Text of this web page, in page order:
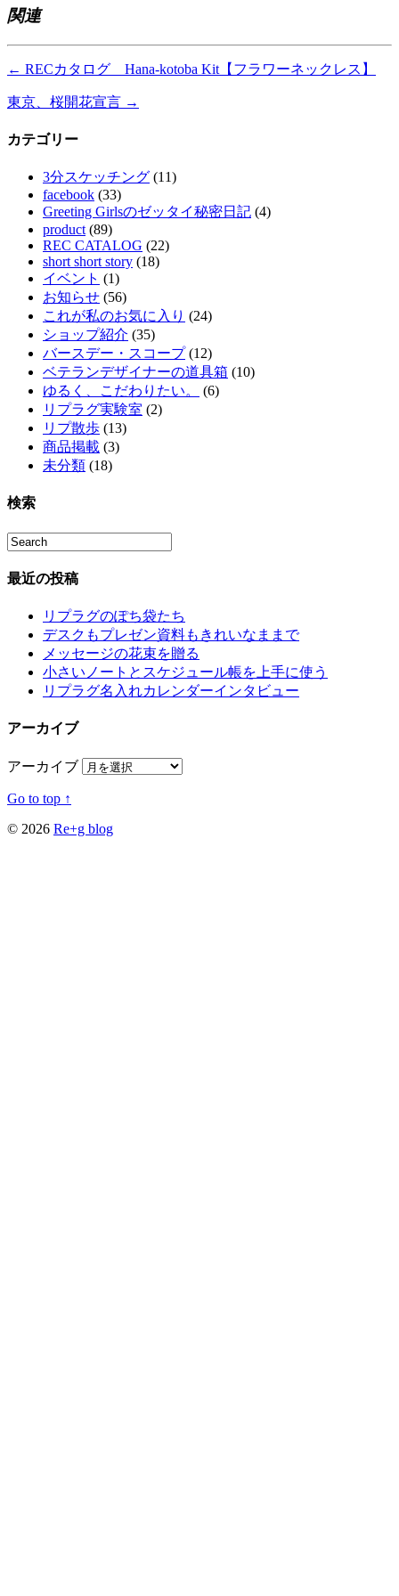
関連
← RECカタログ Hana-kotoba Kit【フラワーネックレス】
東京、桜開花宣言 →
カテゴリー
3分スケッチング (11)
facebook (33)
Greeting Girlsのゼッタイ秘密日記 (4)
product (89)
REC CATALOG (22)
short short story (18)
イベント (1)
お知らせ (56)
これが私のお気に入り (24)
ショップ紹介 (35)
バースデー・スコープ(12)
ベテランデザイナーの道具箱 (10)
ゆるく、こだわりたい。
(6)
リプラグ実験室 (2)
リプ散歩 (13)
商品掲載 (3)
未分類 (18)
検索
最近の投稿
リプラグのぽち袋たち
デスクもプレゼン資料もきれいなままで
メッセージの花束を贈る
小さいノートとスケジュール帳を上手に使う
リプラグ名入れカレンダーインタビュー
アーカイブ
アーカイブ
Go to top ↑
© 2026 Re+g blog